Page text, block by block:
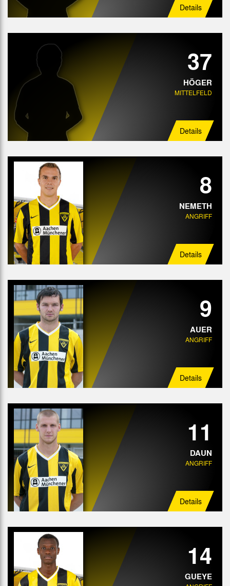
Details
37
HÖGER
MITTELFELD
Details
8
NEMETH
ANGRIFF
Details
9
AUER
ANGRIFF
Details
11
DAUN
ANGRIFF
Details
14
GUEYE